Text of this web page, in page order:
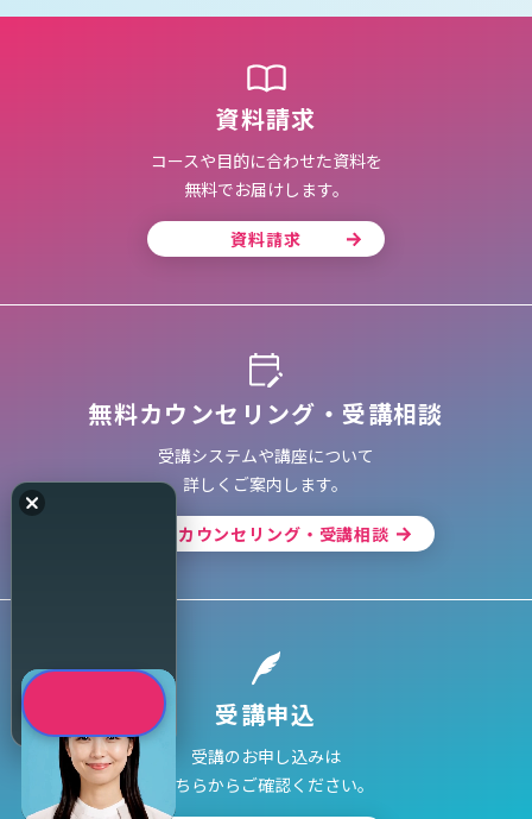
資料請求
コースや目的に合わせた資料を
無料でお届けします。
資料請求
無料カウンセリング・受講相談
受講システムや講座について
詳しくご案内します。
無料カウンセリング・受講相談
受講申込
受講のお申し込みは
こちらからご確認ください。